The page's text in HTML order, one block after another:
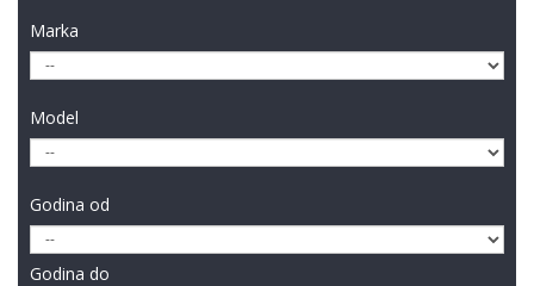
Marka
Model
Godina od
Godina do